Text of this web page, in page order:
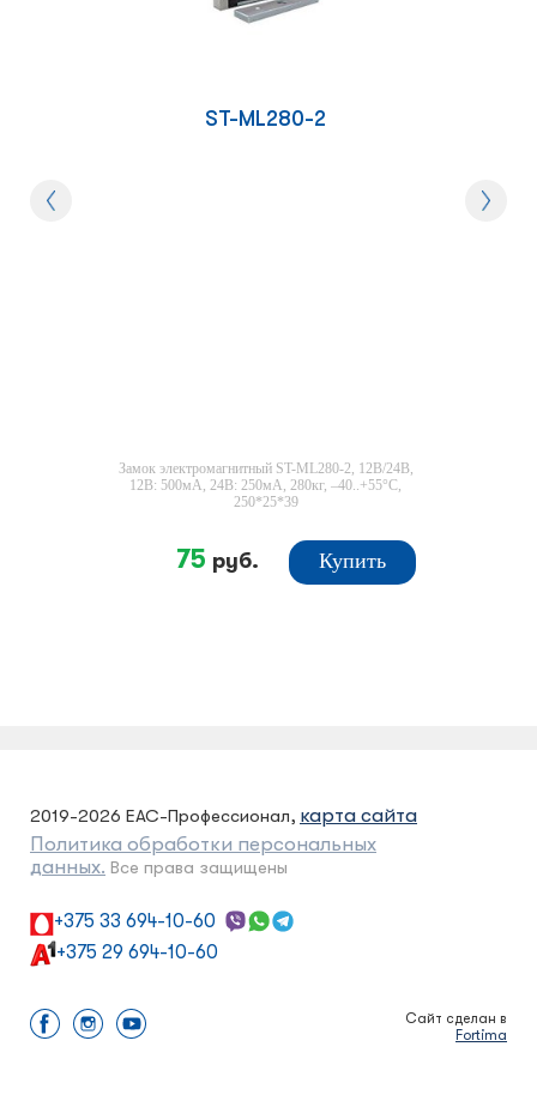
ST-ML280-2
Замок электромагнитный ST-ML280-2, 12В/24В,
12В: 500мА, 24В: 250мА, 280кг, –40..+55°C,
250*25*39
75 руб. Купить
2019-2026 ЕАС-Профессионал, карта сайта
Политика обработки персональных
данных. Все права защищены
+375 33 694-10-60
+375 29 694-10-60
Сайт сделан в
Fortima